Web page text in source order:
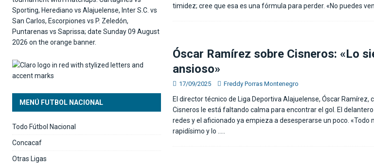
timidez; cree que esa es una fórmula para perder. «No puedes
Óscar Ramírez sobre Cisneros: «Lo
ansioso»
17/09/2025 Freddy Porras Montenegro
El director técnico de Liga Deportiva Alajuelense, Óscar Ramírez,
Cisneros le está faltando calma para encontrar el gol. El
redes y el aficionado ya empieza a desesperarse un poco. «Todo
rapidísimo y lo
MENÚ FUTBOL NACIONAL
Todo Fútbol Nacional
Concacaf
Otras Ligas